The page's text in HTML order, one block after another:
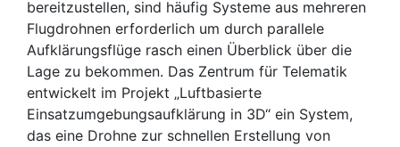
bereitzustellen, sind häufig Systeme aus mehreren
Flugdrohnen erforderlich um durch parallele
Aufklärungsflüge rasch einen Überblick über die
Lage zu bekommen. Das Zentrum für Telematik
entwickelt im Projekt „Luftbasierte
Einsatzumgebungsaufklärung in 3D“ ein System,
das eine Drohne zur schnellen Erstellung von